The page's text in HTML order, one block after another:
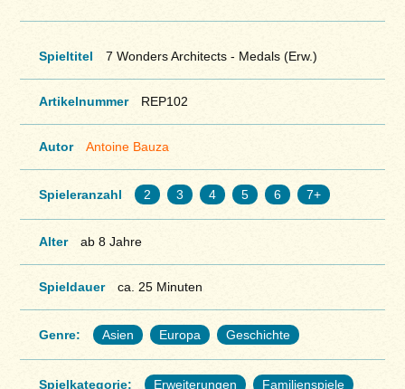
Spieltitel 7 Wonders Architects - Medals (Erw.)
Artikelnummer REP102
Autor Antoine Bauza
Spieleranzahl 2 3 4 5 6 7+
Alter ab 8 Jahre
Spieldauer ca. 25 Minuten
Genre: Asien Europa Geschichte
Spielkategorie: Erweiterungen Familienspiele